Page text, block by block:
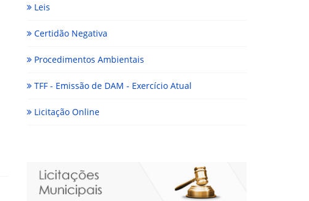
Leis
Certidão Negativa
Procedimentos Ambientais
TFF - Emissão de DAM - Exercício Atual
Licitação Online